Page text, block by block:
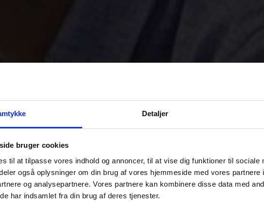
Detaljer
bruger cookies
til at tilpasse vores indhold og annoncer, til at vise dig funktioner til sociale
også oplysninger om din brug af vores hjemmeside med vores partnere
og analysepartnere. Vores partnere kan kombinere disse data med
har indsamlet fra din brug af deres tjenester.